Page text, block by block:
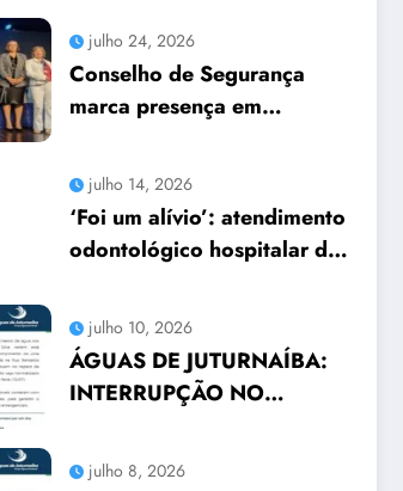
julho 24, 2026
Conselho de Segurança
marca presença em
Municipal
julho 14, 2026
‘Foi um alívio’: atendimento
odontológico hospitalar da
transforma rotina de
famílias atípicas
julho 10, 2026
ÁGUAS DE JUTURNAÍBA:
INTERRUPÇÃO NO
TRÊS CIDADES
julho 8, 2026